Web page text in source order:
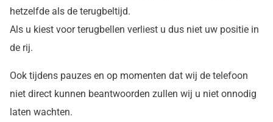
hetzelfde als de terugbeltijd.
Als u kiest voor terugbellen verliest u dus niet uw positie in
de rij.
Ook tijdens pauzes en op momenten dat wij de telefoon
niet direct kunnen beantwoorden zullen wij u niet onnodig
laten wachten.